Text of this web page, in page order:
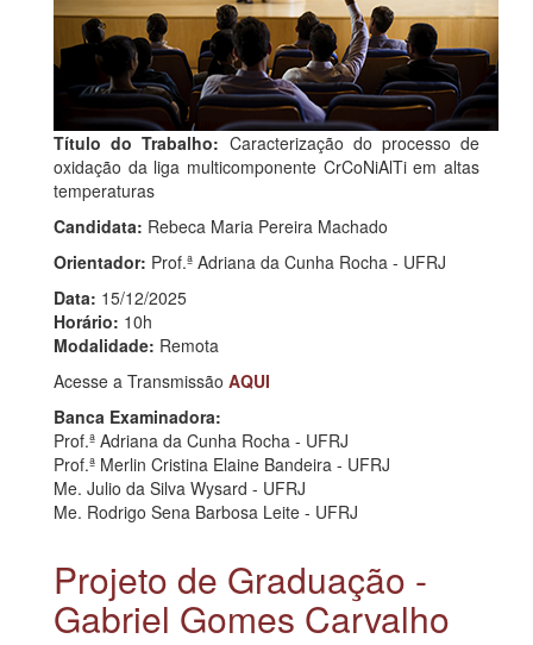
Título do Trabalho: Caracterização do processo de
oxidação da liga multicomponente CrCoNiAlTi em altas
temperaturas
Candidata: Rebeca Maria Pereira Machado
Orientador: Prof.ª Adriana da Cunha Rocha - UFRJ
Data: 15/12/2025
Horário: 10h
Modalidade: Remota
Acesse a Transmissão AQUI
Banca Examinadora:
Prof.ª Adriana da Cunha Rocha - UFRJ
Prof.ª Merlin Cristina Elaine Bandeira - UFRJ
Me. Julio da Silva Wysard - UFRJ
Me. Rodrigo Sena Barbosa Leite - UFRJ
Projeto de Graduação -
Gabriel Gomes Carvalho